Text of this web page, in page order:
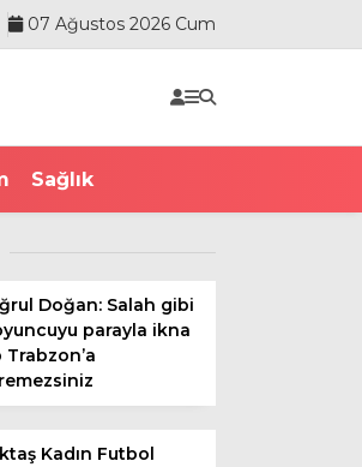
07 Ağustos 2026 Cum
Sağlık
Doğan: Salah gibi
parayla ikna
Trabzon’a
Kadın Futbol